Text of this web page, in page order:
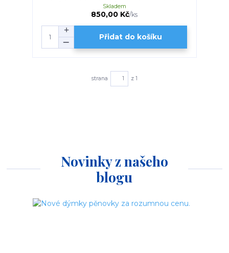
850,00 Kč/ks
Skladem
Přidat do košíku
strana z 1
Novinky z našeho
blogu